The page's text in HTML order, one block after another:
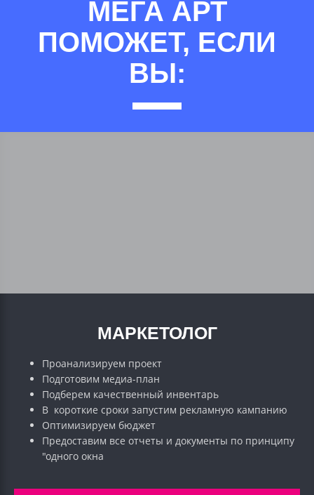
МЕГА АРТ
ПОМОЖЕТ, ЕСЛИ
ВЫ:
МАРКЕТОЛОГ
Проанализируем проект
Подготовим медиа-план
Подберем качественный инвентарь
В короткие сроки запустим рекламную кампанию
Оптимизируем бюджет
Предоставим все отчеты и документы по принципу
"одного окна